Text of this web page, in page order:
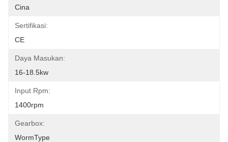
Cina
Sertifikasi:
CE
Daya Masukan:
16-18.5kw
Input Rpm:
1400rpm
Gearbox:
WormType